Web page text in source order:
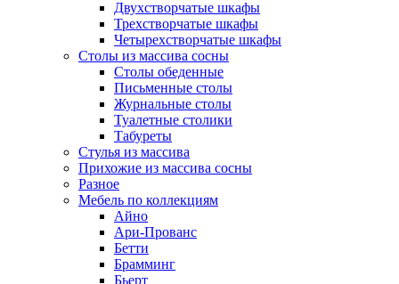
Двухстворчатые шкафы
Трехстворчатые шкафы
Четырехстворчатые шкафы
Столы из массива сосны
Столы обеденные
Письменные столы
Журнальные столы
Туалетные столики
Табуреты
Стулья из массива
Прихожие из массива сосны
Разное
Мебель по коллекциям
Айно
Ари-Прованс
Бетти
Брамминг
Бьерт